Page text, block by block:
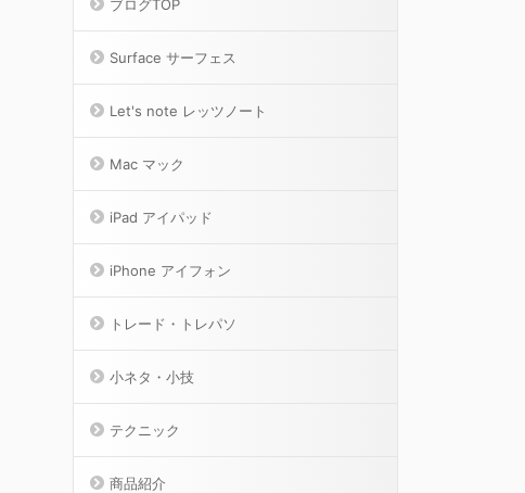
ブログTOP
Surface サーフェス
Let's note レッツノート
Mac マック
iPad アイパッド
iPhone アイフォン
トレード・トレパソ
小ネタ・小技
テクニック
商品紹介